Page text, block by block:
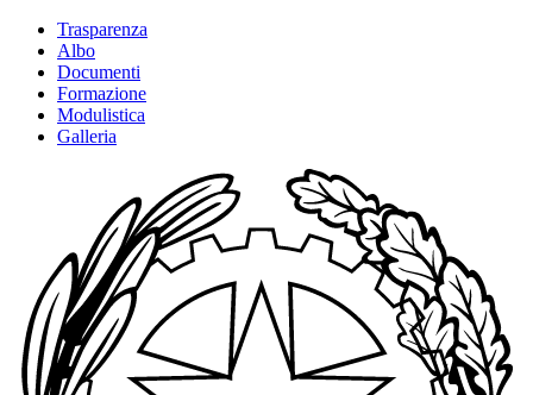
Trasparenza
Albo
Documenti
Formazione
Modulistica
Galleria